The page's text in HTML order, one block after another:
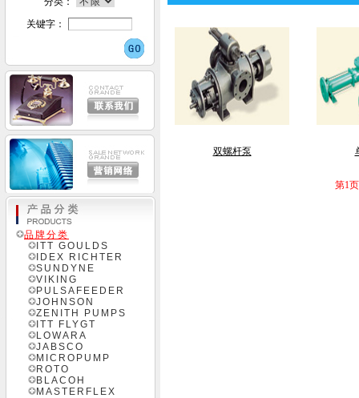
关键字：
品牌分类
ITT GOULDS
IDEX RICHTER
SUNDYNE
VIKING
PULSAFEEDER
JOHNSON
ZENITH PUMPS
ITT FLYGT
LOWARA
JABSCO
MICROPUMP
ROTO
BLACOH
MASTERFLEX
双螺杆泵
第1